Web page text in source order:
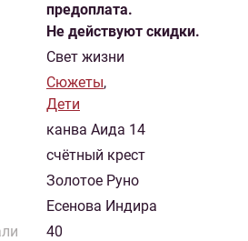
предоплата.
Не действуют скидки.
Свет жизни
Сюжеты,
Дети
канва Аида 14
счётный крест
Золотое Руно
Есенова Индира
40